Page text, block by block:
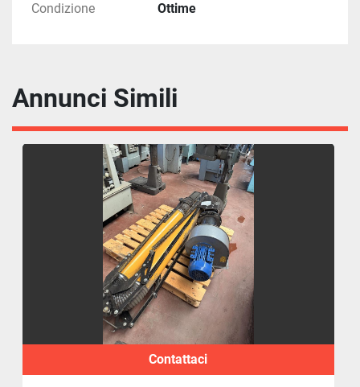
Condizione Ottime
Annunci Simili
Contattaci